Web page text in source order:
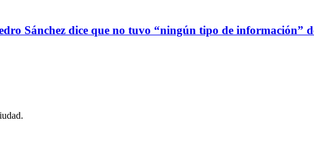
Sánchez dice que no tuvo “ningún tipo de información”